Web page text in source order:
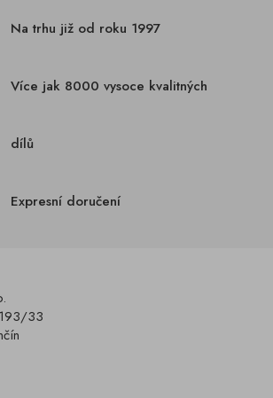
Na trhu již od roku 1997
Více jak 8000 vysoce kvalitných
dílů
Expresní doručení
33